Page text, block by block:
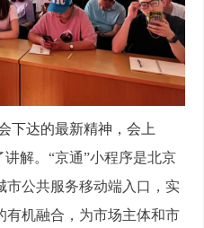
下达的最新精神，会上
解。“京通”小程序是北京
市公共服务移动端入口，实
有机融合，为市场主体和市